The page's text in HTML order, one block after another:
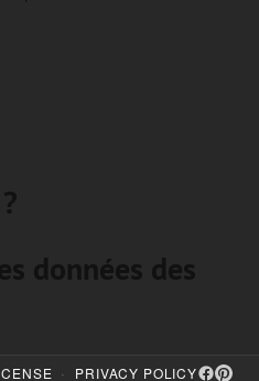
données des
· PRIVACY POLICY